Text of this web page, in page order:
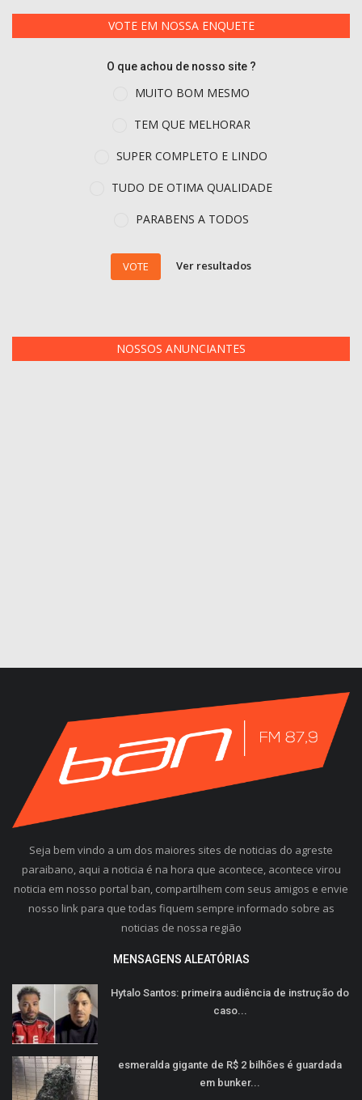
VOTE EM NOSSA ENQUETE
O que achou de nosso site ?
MUITO BOM MESMO
TEM QUE MELHORAR
SUPER COMPLETO E LINDO
TUDO DE OTIMA QUALIDADE
PARABENS A TODOS
VOTE Ver resultados
NOSSOS ANUNCIANTES
Seja bem vindo a um dos maiores sites de noticias do agreste
paraibano, aqui a noticia é na hora que acontece, acontece virou
noticia em nosso portal ban, compartilhem com seus amigos e envie
nosso link para que todas fiquem sempre informado sobre as
noticias de nossa região
MENSAGENS ALEATÓRIAS
Hytalo Santos: primeira audiência de instrução do
caso...
esmeralda gigante de R$ 2 bilhões é guardada
em bunker...